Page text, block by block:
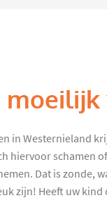
in Westernieland
hiervoor schamen
Dat is zonde,
zijn! Heeft uw kind